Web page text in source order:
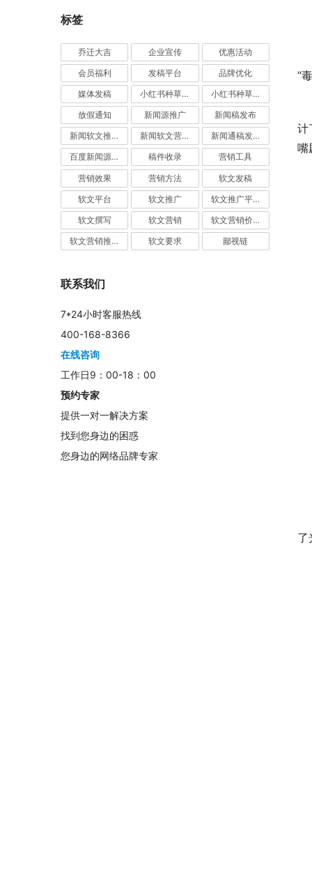
“
计
嘴
了
标签
乔迁大吉 企业宣传 优惠活动
会员福利 发稿平台 品牌优化
媒体发稿 小红书种草推广 小红书种草营销
放假通知 新闻源推广 新闻稿发布
新闻软文推广发稿 新闻软文营销推广 新闻通稿发布推广
百度新闻源发布 稿件收录 营销工具
营销效果 营销方法 软文发稿
软文平台 软文推广 软文推广平台
软文撰写 软文营销 软文营销价值
软文营销推广 软文要求 鄙视链
联系我们
7*24小时客服热线
400-168-8366
在线咨询
工作日9：00-18：00
预约专家
提供一对一解决方案
找到您身边的困惑
您身边的网络品牌专家